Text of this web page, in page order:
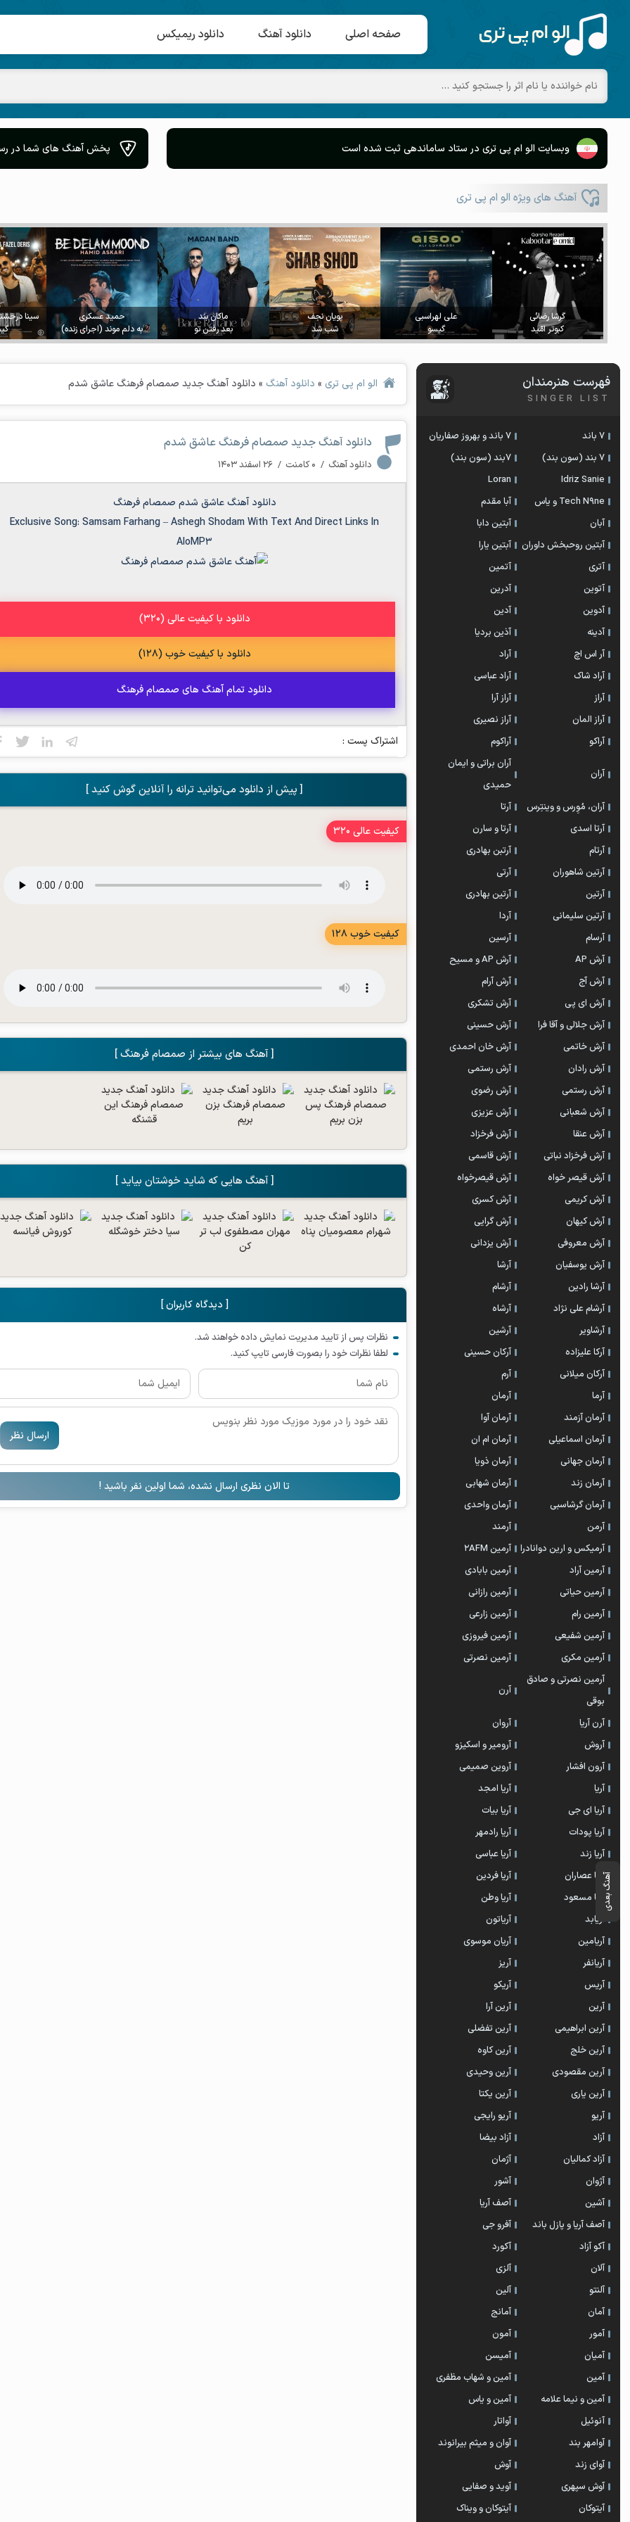
صفحه اصلی دانلود آهنگ دانلود ریمیکس
وبسایت الو ام پی تری در ستاد ساماندهی ثبت شده است پخش آهنگ های شما در
آهنگ های ویژه الو ام پی تری
گرشا رضائی
کبوتر امّید
علی لهراسبی
گیسو
پویان نجف
شب شد
ماکان بند
بعد رفتن تو
حمید عسکری
به دلم موند (اجرای زنده)
سینا
الو ام پی تری » دانلود آهنگ » دانلود آهنگ جدید صمصام فرهنگ عاشق شدم
دانلود آهنگ جدید صمصام فرهنگ عاشق شدم
دانلود آهنگ / ۰ کامنت / ۲۶ اسفند ۱۴۰۳
دانلود آهنگ عاشق شدم صمصام فرهنگ
Exclusive Song:Samsam Farhang–Ashegh ShodamWith Text And Direct Links In
AloMP3
دانلود با کیفیت عالی (320)
دانلود با کیفیت خوب (128)
دانلود تمام آهنگ های صمصام فرهنگ
اشتراک پست :
آهنگ بعدی
[ پیش از دانلود می‌توانید ترانه را آنلاین گوش کنید ]
کیفیت عالی 320
کیفیت خوب 128
[ آهنگ های بیشتر از صمصام فرهنگ ]
[ آهنگ هایی که شاید خوشتان بیاید ]
[ دیدگاه کاربران ]
نظرات پس از تایید مدیریت نمایش داده خواهند شد.
لطفا نظرات خود را بصورت فارسی تایپ کنید.
ارسال نظر
تا الان نظری ارسال نشده، شما اولین نفر باشید !
فهرست هنرمندان
SINGER LIST
7 باند
7 باند و بهروز صفاریان
7 بند (سون بند)
۷بند (سون بند)
Idriz Sanie
Loran
Tech N9ne و یاس
آبا مقدم
آبان
آبتین دابا
آبتین روحبخش داوران
آبتین یارا
آتری
آتمین
آتوین
آدرین
آدوین
آدین
آدینه
آذین بردیا
آر اس اچ
آراد
آراد شاک
آراد عباسی
آراز
آراز آرا
آراز المان
آراز نصیری
آراکو
آراکوم
آران
آران براتی و ایمان
حمیدی
آران، مُوِرس و وینتِرس
آرتا
آرتا اسدی
آرتا و سارن
آرتام
آرتبن بهادری
آرتين شاهوران
آرتی
آرتین
آرتین بهادری
آرتین سلیمانی
آردا
آرسام
آرسین
آرش AP
آرش AP و مسیح
آرش آج
آرش آرام
آرش ای پی
آرش تشکری
آرش جلالی و آقا فرا
آرش حسینی
آرش خاتمی
آرش خان احمدی
آرش رادان
آرش رستمى
آرش رستمی
آرش رضوی
آرش شعبانی
آرش عزیزی
آرش عنقا
آرش فرخزاد
آرش فرخزاد نباتی
آرش قاسمی
آرش قیصر خواه
آرش قیصرخواه
آرش کریمی
آرش کسری
آرش کیهان
آرش گرایی
آرش معروفی
آرش یزدانی
آرش یوسفیان
آرشا
آرشا رادین
آرشام
آرشام علی نژاد
آرشاه
آرشاویر
آرشین
آرکا علیزاده
آرکان حسینی
آرکان میلانی
آرم
آرما
آرمان
آرمان آزمند
آرمان آوا
آرمان اسماعیلی
آرمان ام ان
آرمان جهانی
آرمان ذویا
آرمان زند
آرمان شهابی
آرمان گرشاسبی
آرمان واحدی
آرمن
آرمند
آرمیکس و ارین دوانادرا
آرمین 2AFM
آرمین آراد
آرمین بابادی
آرمین حیاتی
آرمین رازانی
آرمین رام
آرمین زارعی
آرمین شفیعی
آرمین فیروزی
آرمین مکری
آرمین نصرتی
آرمین نصرتی و صادق
بوقی
آرن
آرن آریا
آروان
آروش
آرومیر و اسکیزو
آرون افشار
آروین صمیمی
آریا
آریا امجد
آریا ای جی
آریا بیات
آریا پودات
آریا رادمهر
آریا زند
آریا عباسی
آریا عصاران
آریا فردین
آریا مسعود
آریا وطن
آریابد
آریاتون
آریامین
آریان موسوی
آریانفر
آریز
آریس
آریکو
آرین
آرین آرا
آرین ابراهیمی
آرین تفضلی
آرین خلج
آرین کاوه
آرین مقصودی
آرین وحیدی
آرین یاری
آرین یکتا
آریو
آریو رایجی
آزاد
آزاد بیضا
آزاد کمالیان
آژمان
آژوان
آشور
آشین
آصف آریا
آصف آریا و پازل باند
آفرو جی
آکو آزاد
آکورد
آلان
آلزی
آلنتو
آلین
آمان
آمانج
آمور
آمون
آمیان
آمیسن
آمین
آمین و شهاب مظفری
آمین و نیما علامه
آمین و یاس
آنوئیل
آواتار
آوامهر بند
آوان و میثم بیرانوند
آوای زند
آوش
آوش سپهری
آوید و صفایی
آیتوکان
آیتوکان و ویناک